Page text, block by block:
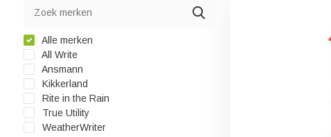
Alle merken
All Write
Ansmann
Kikkerland
Rite in the Rain
True Utility
WeatherWriter